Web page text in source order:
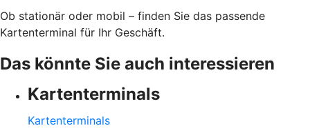
Ob stationär oder mobil – finden Sie das passende
Kartenterminal für Ihr Geschäft.
Das könnte Sie auch interessieren
Kartenterminals
Kartenterminals